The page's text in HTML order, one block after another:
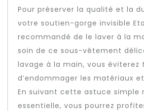
Pour préserver la qualité et la
votre soutien-gorge invisible
recommandé de le laver à la
soin de ce sous-vêtement
lavage à la main, vous éviterez
d’endommager les matériaux
En suivant cette astuce simple
essentielle, vous pourrez